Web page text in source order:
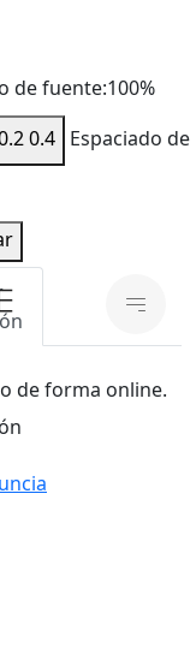
de fuente:100%
0.4 Espaciado de
de forma online.